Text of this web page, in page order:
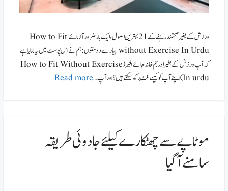
ورزش کے بغیر صحتمند رہنے کے 21 بہترین اصول،ایک بار ضرور آزمائے| How to Fit
without Exercise In Urdu پیارے دوستوں: ہم نے اس پوسٹ میں یہ بتایا ہے
کہ آپ ورزش کے بغیر اور جم خانہ جائےبغیر (How to Fit Without Exercise
In urdu) اپنے آپ کو کیسے فِٹ رکھ سکتے ہیں؟ اور آپ …
Read more
موٹاپے سے چھٹکارے کیلئے جادوئی طریقہ
سامنے آگیا